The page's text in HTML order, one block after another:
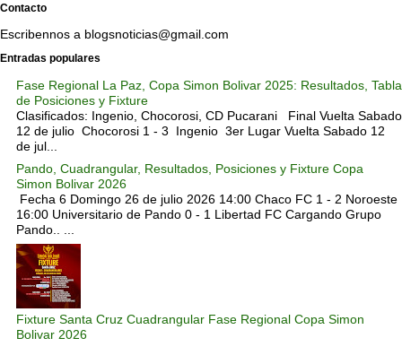
Contacto
Escribennos a blogsnoticias@gmail.com
Entradas populares
Fase Regional La Paz, Copa Simon Bolivar 2025: Resultados, Tabla
de Posiciones y Fixture
Clasificados: Ingenio, Chocorosi, CD Pucarani Final Vuelta Sabado
12 de julio Chocorosi 1 - 3 Ingenio 3er Lugar Vuelta Sabado 12
de jul...
Pando, Cuadrangular, Resultados, Posiciones y Fixture Copa
Simon Bolivar 2026
Fecha 6 Domingo 26 de julio 2026 14:00 Chaco FC 1 - 2 Noroeste
16:00 Universitario de Pando 0 - 1 Libertad FC Cargando Grupo
Pando.. ...
Fixture Santa Cruz Cuadrangular Fase Regional Copa Simon
Bolivar 2026